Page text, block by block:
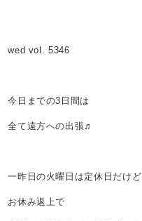
wed vol. 5346
今日までの3日間は
全て遠方への出張♬
一昨日の火曜日は定休日だけど
お休み返上で